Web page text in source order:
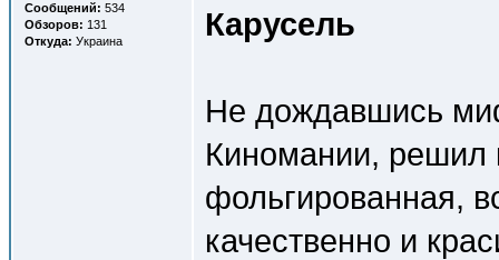
Сообщений: 534
Обзоров: 131
Откуда: Украина
Карусель
Не дождавшись
Киномании, решил
фольгированная,
качественно и